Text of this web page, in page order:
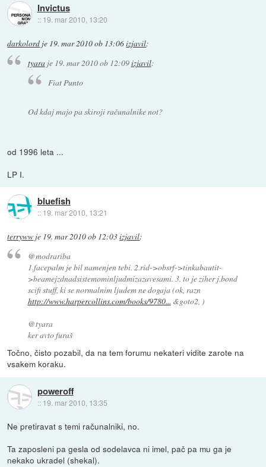
Invictus
:: 19. mar 2010, 13:20
darkolord je 19. mar 2010 ob 13:06izjavil:
tyaraje 19. mar 2010 ob 12:09izjavil:
Fiat Punto
Od kdaj majo pa skiroji računalnike not?
od 1996 leta ...
LP I.
bluefish
:: 19. mar 2010, 13:21
terryww je 19. mar 2010 ob 12:03izjavil:
@modrariba
1.facepalm je bil namenjen tebi. 2.rid->obsrf->tinkabautit-
>beamejzdnadsistemominljudmizazavesami. 3. to je ziher j.bond
scifi stuff, ki se normalnim ljudem ne dogaja (ok, razn
http://www.harpercollins.com/books/9780... &goto2, )
@tyara
ker avto furaš
Točno, čisto pozabil, da na tem forumu nekateri vidite zarote na
vsakem koraku.
poweroff
:: 19. mar 2010, 13:35
Ne pretiravat s temi računalniki, no.
Ta zaposleni pa gesla od sodelavca ni imel, pač pa mu ga je
nekako ukradel (shekal).